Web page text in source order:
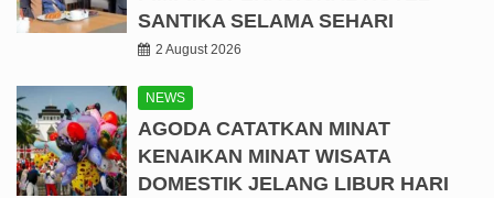
SANTIKA SELAMA SEHARI
2 August 2026
NEWS
AGODA CATATKAN MINAT
KENAIKAN MINAT WISATA
DOMESTIK JELANG LIBUR HARI